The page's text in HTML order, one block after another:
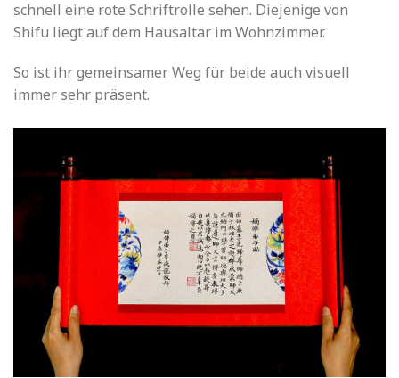
schnell eine rote Schriftrolle sehen. Diejenige von
Shifu liegt auf dem Hausaltar im Wohnzimmer.
So ist ihr gemeinsamer Weg für beide auch visuell
immer sehr präsent.